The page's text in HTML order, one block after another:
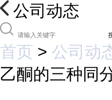
公司动态
首页 > 公司动
乙酮的三种同